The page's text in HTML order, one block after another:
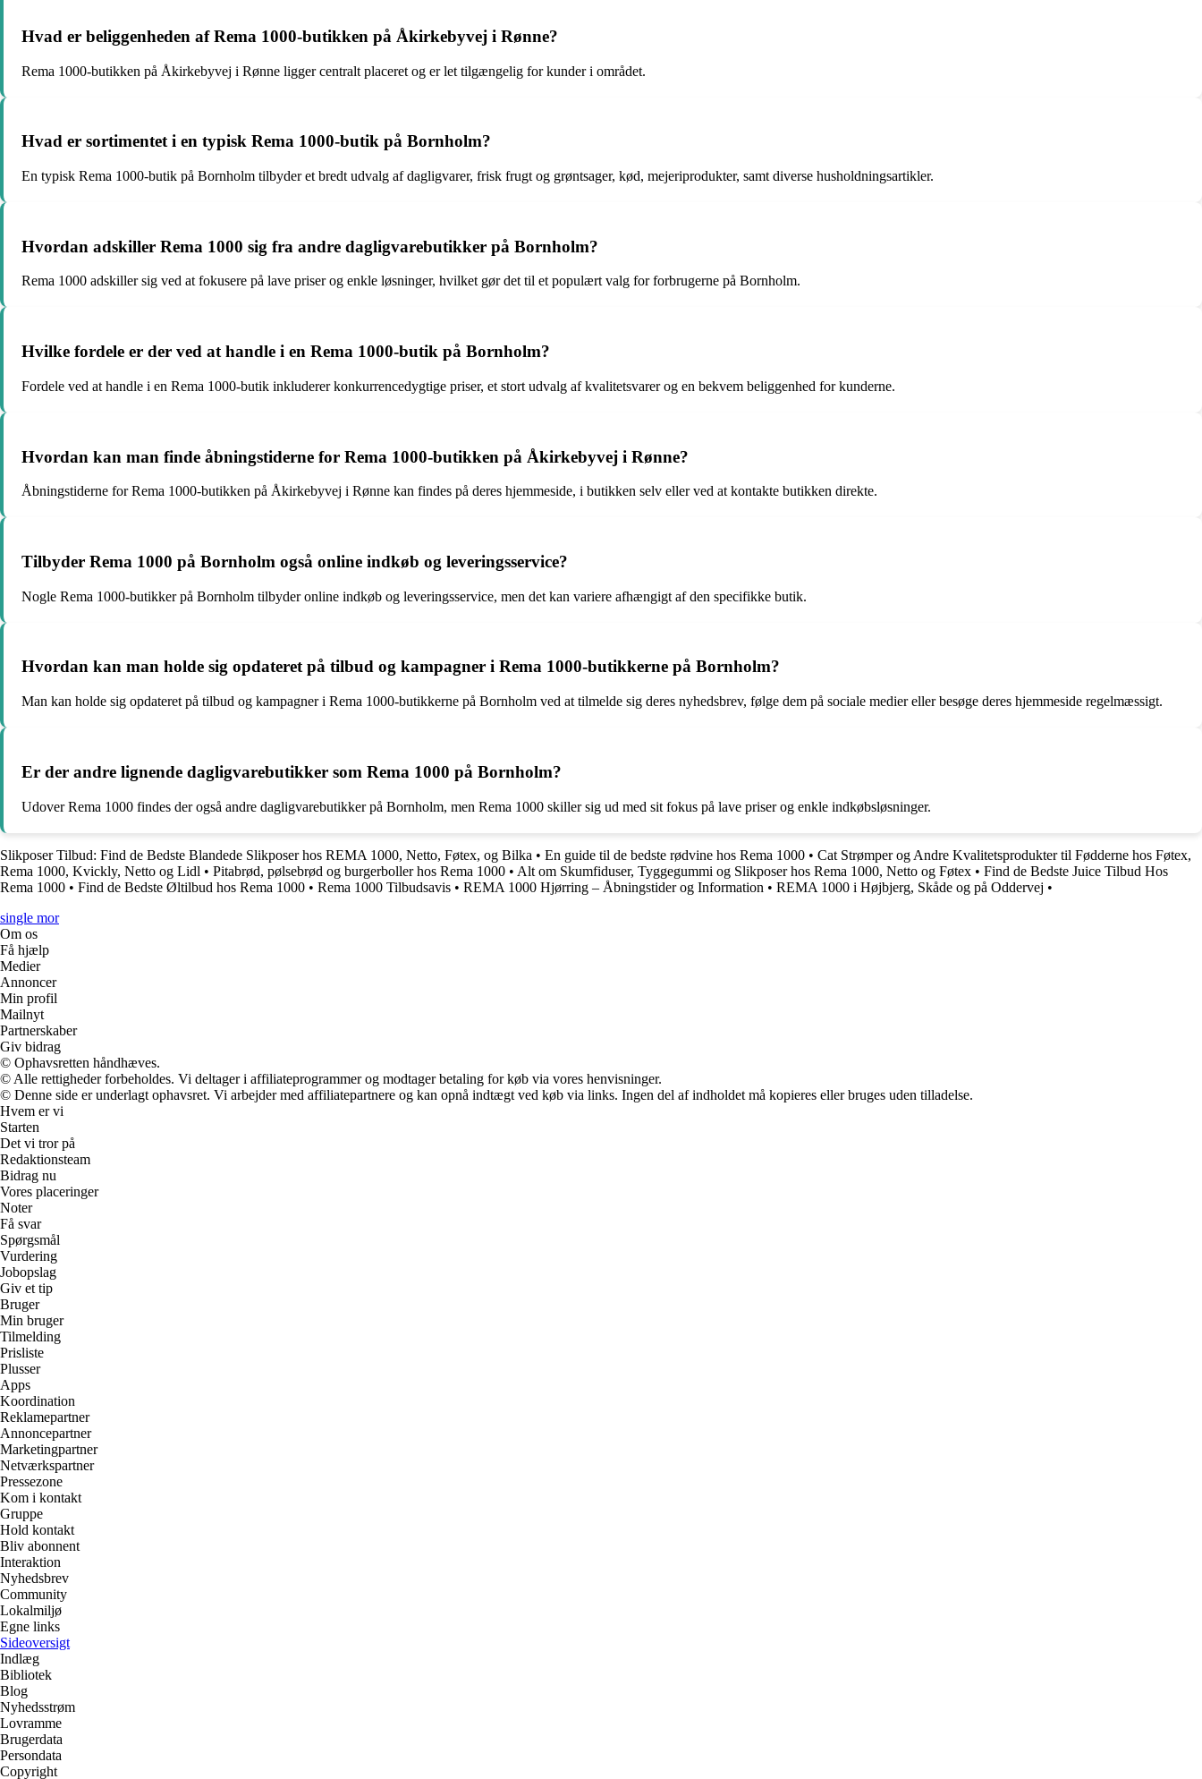
Hvad er beliggenheden af Rema 1000-butikken på Åkirkebyvej i Rønne?
Rema 1000-butikken på Åkirkebyvej i Rønne ligger centralt placeret og er let tilgængelig for kunder i området.
Hvad er sortimentet i en typisk Rema 1000-butik på Bornholm?
En typisk Rema 1000-butik på Bornholm tilbyder et bredt udvalg af dagligvarer, frisk frugt og grøntsager, kød, mejeriprodukter, samt diverse husholdningsartikler.
Hvordan adskiller Rema 1000 sig fra andre dagligvarebutikker på Bornholm?
Rema 1000 adskiller sig ved at fokusere på lave priser og enkle løsninger, hvilket gør det til et populært valg for forbrugerne på Bornholm.
Hvilke fordele er der ved at handle i en Rema 1000-butik på Bornholm?
Fordele ved at handle i en Rema 1000-butik inkluderer konkurrencedygtige priser, et stort udvalg af kvalitetsvarer og en bekvem beliggenhed for kunderne.
Hvordan kan man finde åbningstiderne for Rema 1000-butikken på Åkirkebyvej i Rønne?
Åbningstiderne for Rema 1000-butikken på Åkirkebyvej i Rønne kan findes på deres hjemmeside, i butikken selv eller ved at kontakte butikken direkte.
Tilbyder Rema 1000 på Bornholm også online indkøb og leveringsservice?
Nogle Rema 1000-butikker på Bornholm tilbyder online indkøb og leveringsservice, men det kan variere afhængigt af den specifikke butik.
Hvordan kan man holde sig opdateret på tilbud og kampagner i Rema 1000-butikkerne på Bornholm?
Man kan holde sig opdateret på tilbud og kampagner i Rema 1000-butikkerne på Bornholm ved at tilmelde sig deres nyhedsbrev, følge dem på sociale medier eller besøge deres hjemmeside regelmæssigt.
Er der andre lignende dagligvarebutikker som Rema 1000 på Bornholm?
Udover Rema 1000 findes der også andre dagligvarebutikker på Bornholm, men Rema 1000 skiller sig ud med sit fokus på lave priser og enkle indkøbsløsninger.
Slikposer Tilbud: Find de Bedste Blandede Slikposer hos REMA 1000, Netto, Føtex, og Bilka • En guide til de bedste rødvine hos Rema 1000 • Cat Strømper og Andre Kvalitetsprodukter til Fødderne hos Føtex,
Rema 1000, Kvickly, Netto og Lidl • Pitabrød, pølsebrød og burgerboller hos Rema 1000 • Alt om Skumfiduser, Tyggegummi og Slikposer hos Rema 1000, Netto og Føtex • Find de Bedste Juice Tilbud Hos
Rema 1000 • Find de Bedste Øltilbud hos Rema 1000 • Rema 1000 Tilbudsavis • REMA 1000 Hjørring – Åbningstider og Information • REMA 1000 i Højbjerg, Skåde og på Oddervej •
single mor
Om os
Få hjælp
Medier
Annoncer
Min profil
Mailnyt
Partnerskaber
Giv bidrag
© Ophavsretten håndhæves.
© Alle rettigheder forbeholdes. Vi deltager i affiliateprogrammer og modtager betaling for køb via vores henvisninger.
© Denne side er underlagt ophavsret. Vi arbejder med affiliatepartnere og kan opnå indtægt ved køb via links. Ingen del af indholdet må kopieres eller bruges uden tilladelse.
Hvem er vi
Starten
Det vi tror på
Redaktionsteam
Bidrag nu
Vores placeringer
Noter
Få svar
Spørgsmål
Vurdering
Jobopslag
Giv et tip
Bruger
Min bruger
Tilmelding
Prisliste
Plusser
Apps
Koordination
Reklamepartner
Annoncepartner
Marketingpartner
Netværkspartner
Pressezone
Kom i kontakt
Gruppe
Hold kontakt
Bliv abonnent
Interaktion
Nyhedsbrev
Community
Lokalmiljø
Egne links
Sideoversigt
Indlæg
Bibliotek
Blog
Nyhedsstrøm
Lovramme
Brugerdata
Persondata
Copyright